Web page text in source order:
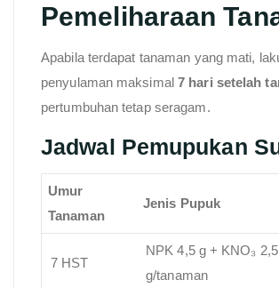
Pemeliharaan
Apabila terdapat tanaman yang mati,
penyulaman maksimal 7 hari setelah
pertumbuhan tetap seragam.
Jadwal Pemupukan
Umur
Tanaman
Jenis Pupuk
7 HST
NPK 4,5 g + KNO₃ 2,5
g/tanaman